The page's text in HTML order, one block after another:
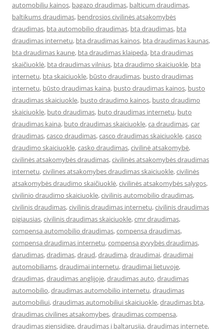
automobilių kainos, bagazo draudimas, balticum draudimas,
baltikums draudimas, bendrosios civilinės atsakomybės
draudimas, bta automobilio draudimas, bta draudimas, bta
draudimas internetu, bta draudimas kainos, bta draudimas kaunas,
bta draudimas kaune, bta draudimas klaipeda, bta draudimas
skaičiuoklė, bta draudimas vilnius, bta draudimo skaiciuokle, bta
internetu, bta skaiciuokle, būsto draudimas, busto draudimas
internetu, būsto draudimas kaina, busto draudimas kainos, busto
draudimas skaiciuokle, busto draudimo kainos, busto draudimo
skaiciuokle, buto draudimas, buto draudimas internetu, buto
draudimas kaina, buto draudimas skaiciuokle,ca draudimas,car
draudimas,casco draudimas,casco draudimas skaiciuokle,casco
draudimo skaiciuokle,casko draudimas,civilinė atsakomybė,
civilinės atsakomybės draudimas,civilinės atsakomybės draudimas
internetu,civilines atsakomybes draudimas skaiciuokle,civilinės
atsakomybės draudimo skaičiuoklė,civilinės atsakomybės sąlygos,
civilinio draudimo skaiciuokle,civilinis automobilio draudimas,
civilinis draudimas,civilinis draudimas internetu,civilinis draudimas
pigiausias,civilinis draudimas skaiciuokle,cmr draudimas,
compensa automobilio draudimas,compensa draudimas,
compensa draudimas internetu,compensa gyvybės draudimas,
darudimas,dradimas,draud,draudima,draudimai,draudimai
automobiliams,draudimai internetu,draudimai lietuvoje,
draudimas,draudimas anglijoje,draudimas auto,draudimas
automobilio,draudimas automobilio internetu,draudimas
automobiliui,draudimas automobiliui skaiciuokle,draudimas bta,
draudimas civilines atsakomybes,draudimas compensa,
draudimas gjensidige,draudimas i baltarusija,draudimas internete,